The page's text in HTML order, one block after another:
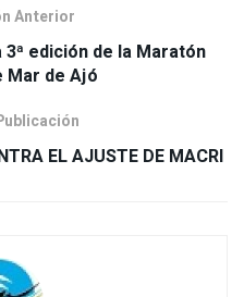
Anterior
edición de la Maratón
Mar de Ajó
EL AJUSTE DE MACRI